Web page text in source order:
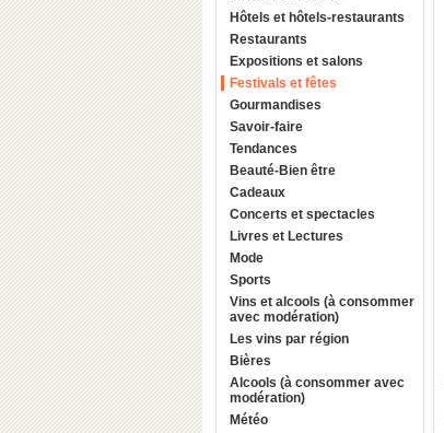
Hôtels et hôtels-restaurants
Restaurants
Expositions et salons
Festivals et fêtes
Gourmandises
Savoir-faire
Tendances
Beauté-Bien être
Cadeaux
Concerts et spectacles
Livres et Lectures
Mode
Sports
Vins et alcools (à consommer
avec modération)
Les vins par région
Bières
Alcools (à consommer avec
modération)
Météo